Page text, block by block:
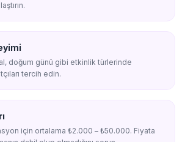
doğum günü gibi etkinlik türlerinde
tercih edin.
için ortalama ₺2.000 – ₺50.000. Fiyata